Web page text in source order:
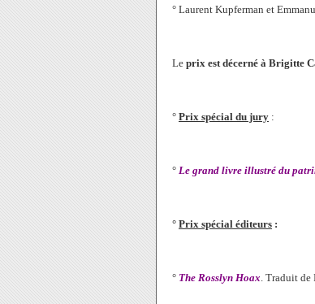
° Laurent Kupferman et
Le prix est décerné à Brigitte
° Prix spécial du jury :
° Le grand livre illustré du
° Prix spécial éditeurs :
° The Rosslyn Hoax. Traduit de